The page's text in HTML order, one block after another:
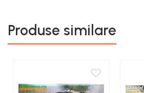
Produse similare